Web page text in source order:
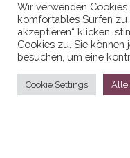
Stolz präsentiert von
Wir verwenden Cookies
komfortables Surfen zu
akzeptieren“ klicken,
Cookies zu. Sie können
besuchen, um eine
Cookie Settings Alle